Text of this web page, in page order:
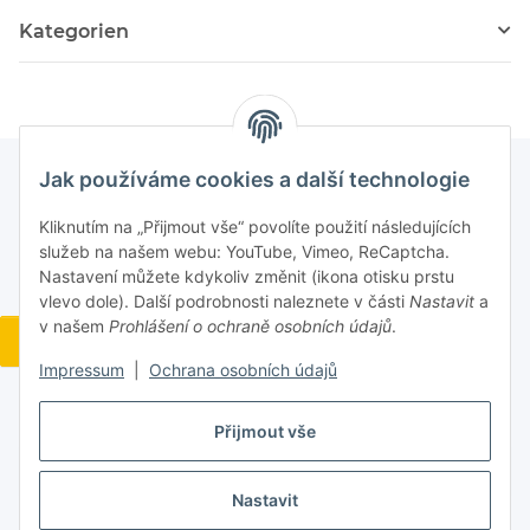
Přijmout vše
Nastavit
Jak používáme cookies a další technologie
Kliknutím na „Přijmout vše“ povolíte použití následujících
služeb na našem webu: YouTube, Vimeo, ReCaptcha.
Nastavení můžete kdykoliv změnit (ikona otisku prstu
vlevo dole). Další podrobnosti naleznete v části Nastavit a
v našem Prohlášení o ochraně osobních údajů.
Impressum Ochrana osobních údajů
Kategorien
Widerrufsbutton
#global.withdrawalForm#
* Všechny ceny včetně DPH, bezdopravy